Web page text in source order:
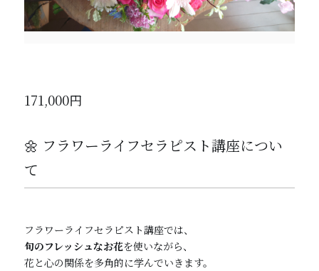
171,000円
🌼 フラワーライフセラピスト講座につい
て
フラワーライフセラピスト講座では、
旬のフレッシュなお花を使いながら、
花と心の関係を多角的に学んでいきます。